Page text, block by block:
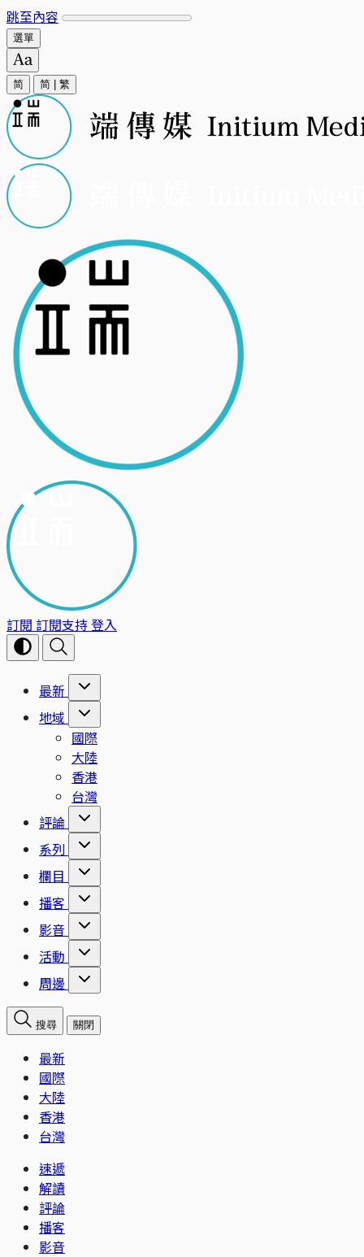
跳至內容
選單
简 简 繁
訂閱 訂閱支持登入
最新
地域
國際
大陸
香港
台灣
評論
系列
欄目
播客
影音
活動
周邊
搜尋 關閉
最新
國際
大陸
香港
台灣
速遞
解讀
評論
播客
影音